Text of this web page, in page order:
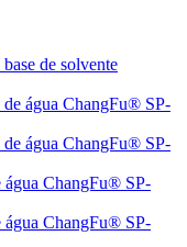
de solvente
de água ChangFu® SP-
de água ChangFu® SP-
água ChangFu® SP-
água ChangFu® SP-